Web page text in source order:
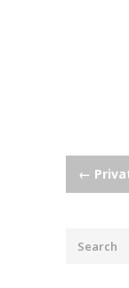
Post
←